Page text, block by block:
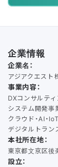
企業情報
企業名：
アジアクエスト
事業内容：
DXコンサルテ
システム開発事
クラウド・AI・
デジタルトラン
本社所在地：
東京都文京区
設立：